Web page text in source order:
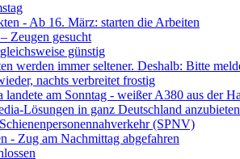
- Ab 16. März: starten die Arbeiten
Zeugen gesucht
günstig
werden immer seltener. Deshalb: Bitte
nachts verbreitet frostig
am Sonntag - weißer A380 aus der
Lösungen in ganz Deutschland anzubieten
(SPNV)
- Zug am Nachmittag abgefahren